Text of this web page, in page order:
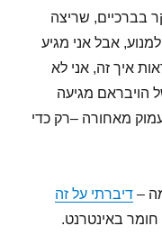
בברכיים, שריצה
אבל אני מגיע
איך זה, אני לא
הויבראם מגיעה
עמוק מאחורה –רק כדי
–דיברתי על זה
באינטרנט.